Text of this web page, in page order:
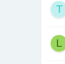
T
L